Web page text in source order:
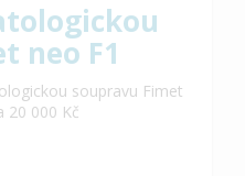
neo F1
soupravu Fimet
20 000 Kč